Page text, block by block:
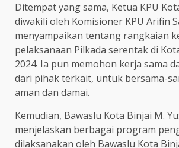
Ditempat yang sama, Ketua KPU
diwakili oleh Komisioner KPU Arifin
menyampaikan tentang rangkaian
pelaksanaan Pilkada serentak di
2024. Ia pun memohon kerja sama
dari pihak terkait, untuk bersama-
aman dan damai.
Kemudian, Bawaslu Kota Binjai M.
menjelaskan berbagai program
dilaksanakan oleh Bawaslu Kota